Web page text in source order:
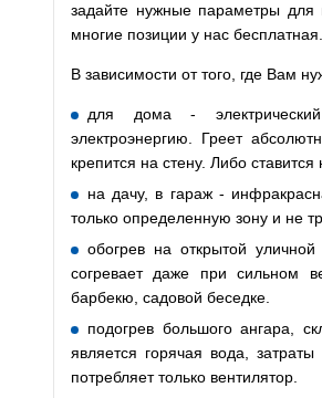
задайте нужные параметры для
многие позиции у нас
В зависимости от того, где Вам
для дома - электрический
электроэнергию. Греет
крепится на стену. Либо
на дачу, в гараж -
только определенную зону и не
обогрев на открытой
согревает даже при сильном
барбекю, садовой беседке.
подогрев большого ангара,
является горячая вода,
потребляет только вентилятор.